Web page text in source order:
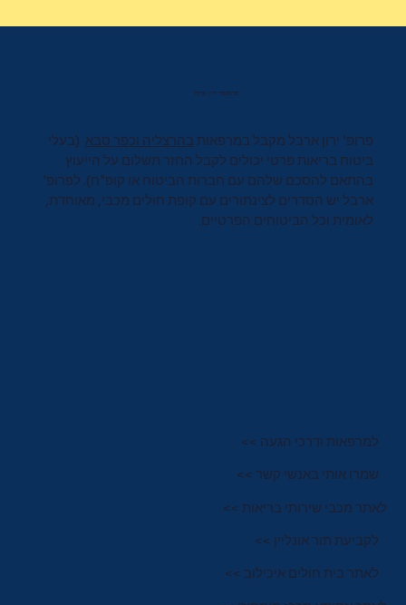
פרופסור ירון ארבל
פרופ' ירון ארבל מקבל במרפאות בהרצליה וכפר סבא (בעלי
ביטוח בריאות פרטי יכולים לקבל החזר תשלום על הייעוץ
בהתאם להסכם שלהם עם חברות הביטוח או קופ"ח). לפרופ'
ארבל יש הסדרים לצינתורים עם קופת חולים מכבי, מאוחדת,
לאומית וכל הביטוחים הפרטיים.
למרפאות ודרכי הגעה >>
שמרו אותי באנשי קשר >>
לאתר מכבי שירותי בריאות >>
לקביעת תור אונליין >>
לאתר בית חולים איכילוב >>